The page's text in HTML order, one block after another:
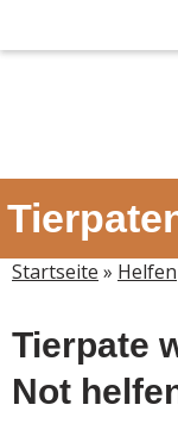
Startseite » Helfen
Tierpate
Not